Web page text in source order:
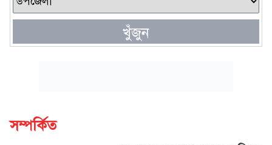
খুঁজুন
সম্পর্কিত